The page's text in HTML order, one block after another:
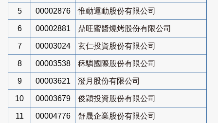
5 00002876 惟動運動股份有限公司
6 00002881 鼎旺蜜醬燒烤股份有限公司
7 00003024 玄仁投資股份有限公司
8 00003538 秝驎國際股份有限公司
9 00003621 澄月股份有限公司
10 00003679 俊穎投資股份有限公司
11 00004776 舒晟企業股份有限公司